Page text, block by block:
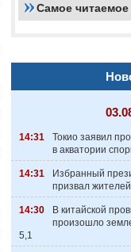
Самое читаемое
14:31
Токио заявил
в акватории
14:31
Избранный
призвал
14:30
В китайской
произошло
5,1